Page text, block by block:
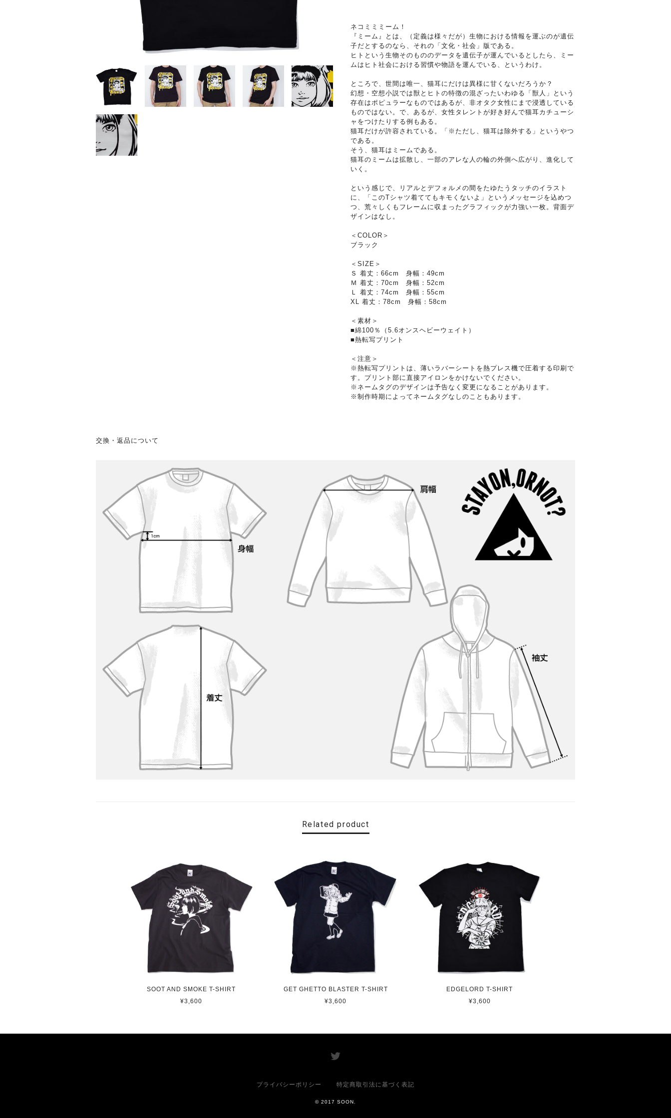
ネコミミミーム！
『ミーム』とは、（定義は様々だが）生物における情報を運ぶのが遺伝
子だとするのなら、それの「文化・社会」版である。
ヒトという生物そのもののデータを遺伝子が運んでいるとしたら、ミー
ムはヒト社会における習慣や物語を運んでいる、というわけ。
ところで、世間は唯一、猫耳にだけは異様に甘くないだろうか？
幻想・空想小説では獣とヒトの特徴の混ざったいわゆる「獣人」という
存在はポピュラーなものではあるが、非オタク女性にまで浸透している
ものではない。で、あるが、女性タレントが好き好んで猫耳カチューシ
ャをつけたりする例もある。
猫耳だけが許容されている。「※ただし、猫耳は除外する」というやつ
である。
そう、猫耳はミームである。
猫耳のミームは拡散し、一部のアレな人の輪の外側へ広がり、進化して
いく。
という感じで、リアルとデフォルメの間をたゆたうタッチのイラスト
に、「このTシャツ着ててもキモくないよ」というメッセージを込めつ
つ、荒々しくもフレームに収まったグラフィックが力強い一枚。背面デ
ザインはなし。
＜COLOR＞
ブラック
＜SIZE＞
Ｓ 着丈：66cm 身幅：49cm
Ｍ 着丈：70cm 身幅：52cm
Ｌ 着丈：74cm 身幅：55cm
XL 着丈：78cm 身幅：58cm
＜素材＞
■綿100％（5.6オンスヘビーウェイト）
■熱転写プリント
＜注意＞
※熱転写プリントは、薄いラバーシートを熱プレス機で圧着する印刷で
す。プリント部に直接アイロンをかけないでください。
※ネームタグのデザインは予告なく変更になることがあります。
※制作時期によってネームタグなしのこともあります。
交換・返品について
Related product
SOOT AND SMOKE T-SHIRT
¥3,600
GET GHETTO BLASTER T-SHIRT
¥3,600
EDGELORD T-SHIRT
¥3,600
プライバシーポリシー 特定商取引法に基づく表記
© 2017 SOON.